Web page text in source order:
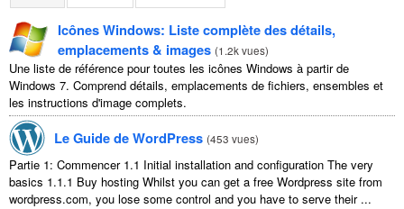
Icônes Windows: Liste complète des détails,
emplacements & images (1.2k vues)
Une liste de référence pour toutes les icônes Windows à partir de
Windows 7. Comprend détails, emplacements de fichiers, ensembles et
les instructions d'image complets.
Le Guide de WordPress (453 vues)
Partie 1: Commencer 1.1 Initial installation and configuration The very
basics 1.1.1 Buy hosting Whilst you can get a free Wordpress site from
wordpress.com, you lose some control and you have to serve their...